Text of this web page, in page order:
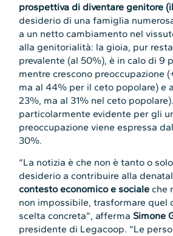
prospettiva di diventare genitore
desiderio di una famiglia
a un netto cambiamento nel
alla genitorialità: la gioia, pur
prevalente (al 50%), è in calo di 9
mentre crescono preoccupazione
ma al 44% per il ceto popolare) e
23%, ma al 31% nel ceto
particolarmente evidente per gli
preoccupazione viene espressa
30%.
“La notizia è che non è tanto o
desiderio a contribuire alla
contesto economico e sociale che
non impossibile, trasformare quel
scelta concreta”, afferma Simone
presidente di Legacoop. “Le